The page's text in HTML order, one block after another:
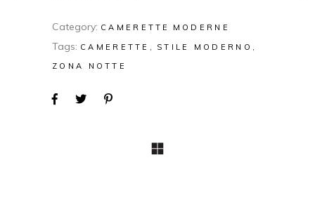
Category: CAMERETTE MODERNE
Tags: CAMERETTE
STILE MODERNO
ZONA NOTTE